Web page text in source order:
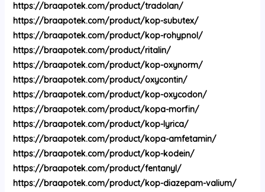
https://braapotek.com/product/tradolan/
https://braapotek.com/product/kop-subutex/
https://braapotek.com/product/kop-rohypnol/
https://braapotek.com/product/ritalin/
https://braapotek.com/product/kop-oxynorm/
https://braapotek.com/product/oxycontin/
https://braapotek.com/product/kop-oxycodon/
https://braapotek.com/product/kopa-morfin/
https://braapotek.com/product/kop-lyrica/
https://braapotek.com/product/kopa-amfetamin/
https://braapotek.com/product/kop-kodein/
https://braapotek.com/product/fentanyl/
https://braapotek.com/product/kop-diazepam-valium/